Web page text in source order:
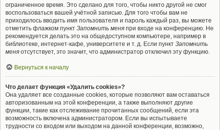
ограниченное время. Это сделано для того, чтобы никто другой не смог
воспользоваться вашей учётной записью. Для того чтобы вам не
приходилось вводить имя пользователя и пароль каждый раз, вы можете
отметить флажком пункт Запомнить меня при входе на конференцию. Не
рекомендуется делать это на общедоступном компьютере, например в
библиотеке, интернет-кафе, университете и т. д. Если пункт Запомнить
меня отсутствует, это значит, что администратор отключил эту функцию.
Вернуться к началу
Что делает функция «Удалить cookies»?
Она удаляет все созданные cookies, которые позволяют вам оставаться
авторизованным на этой конференции, а также выполняют другие
функции, такие как отслеживание прочитанных сообщений, если эта
возможность включена администратором. Если вы испытываете
трудности со входом или выходом на данной конференции, возможно,